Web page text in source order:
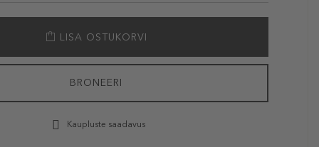
LISA OSTUKORVI
BRONEERI
Kaupluste saadavus